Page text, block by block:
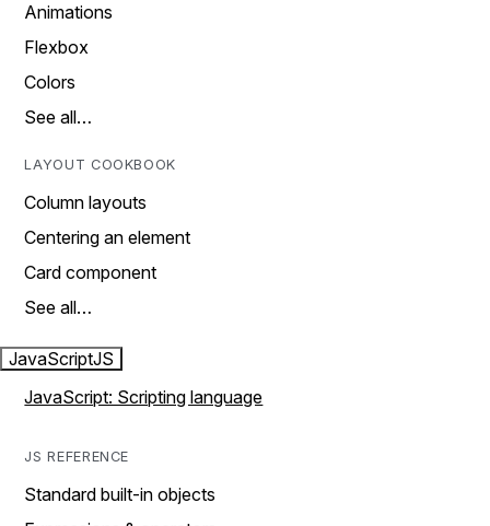
Animations
Flexbox
Colors
See all…
LAYOUT COOKBOOK
Column layouts
Centering an element
Card component
See all…
JavaScriptJS
JavaScript: Scripting language
JS REFERENCE
Standard built-in objects